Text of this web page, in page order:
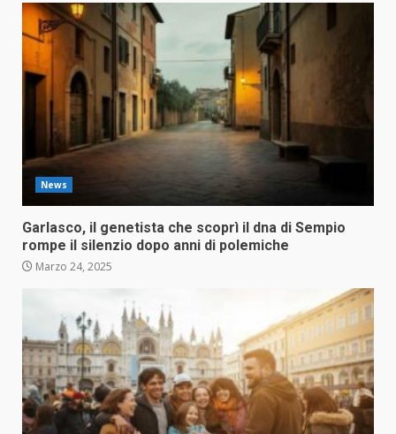
News
Garlasco, il genetista che scoprì il dna di Sempio
rompe il silenzio dopo anni di polemiche
Marzo 24, 2025